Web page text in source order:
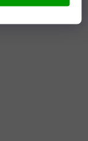
Calvados